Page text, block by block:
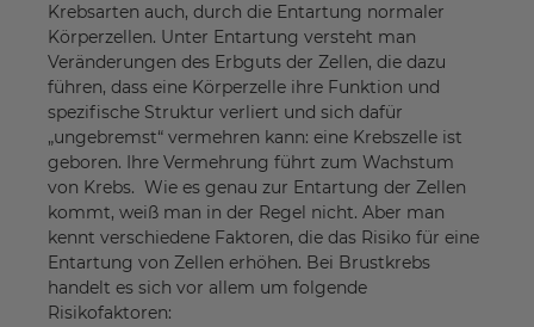
Krebsarten auch, durch die Entartung normaler
Körperzellen. Unter Entartung versteht man
Veränderungen des Erbguts der Zellen, die dazu
führen, dass eine Körperzelle ihre Funktion und
spezifische Struktur verliert und sich dafür
„ungebremst“ vermehren kann: eine Krebszelle ist
geboren. Ihre Vermehrung führt zum Wachstum
von Krebs. Wie es genau zur Entartung der Zellen
kommt, weiß man in der Regel nicht. Aber man
kennt verschiedene Faktoren, die das Risiko für eine
Entartung von Zellen erhöhen. Bei Brustkrebs
handelt es sich vor allem um folgende
Risikofaktoren: